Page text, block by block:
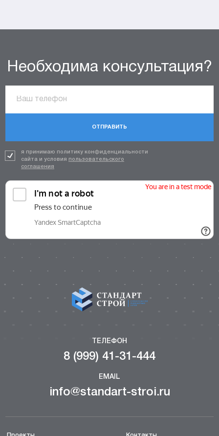
Необходима консультация?
ОТПРАВИТЬ
я принимаю политику конфиденциальности
сайта и условия пользовательского
соглашения
ТЕЛЕФОН
8 (999) 41-31-444
EMAIL
info@standart-stroi.ru